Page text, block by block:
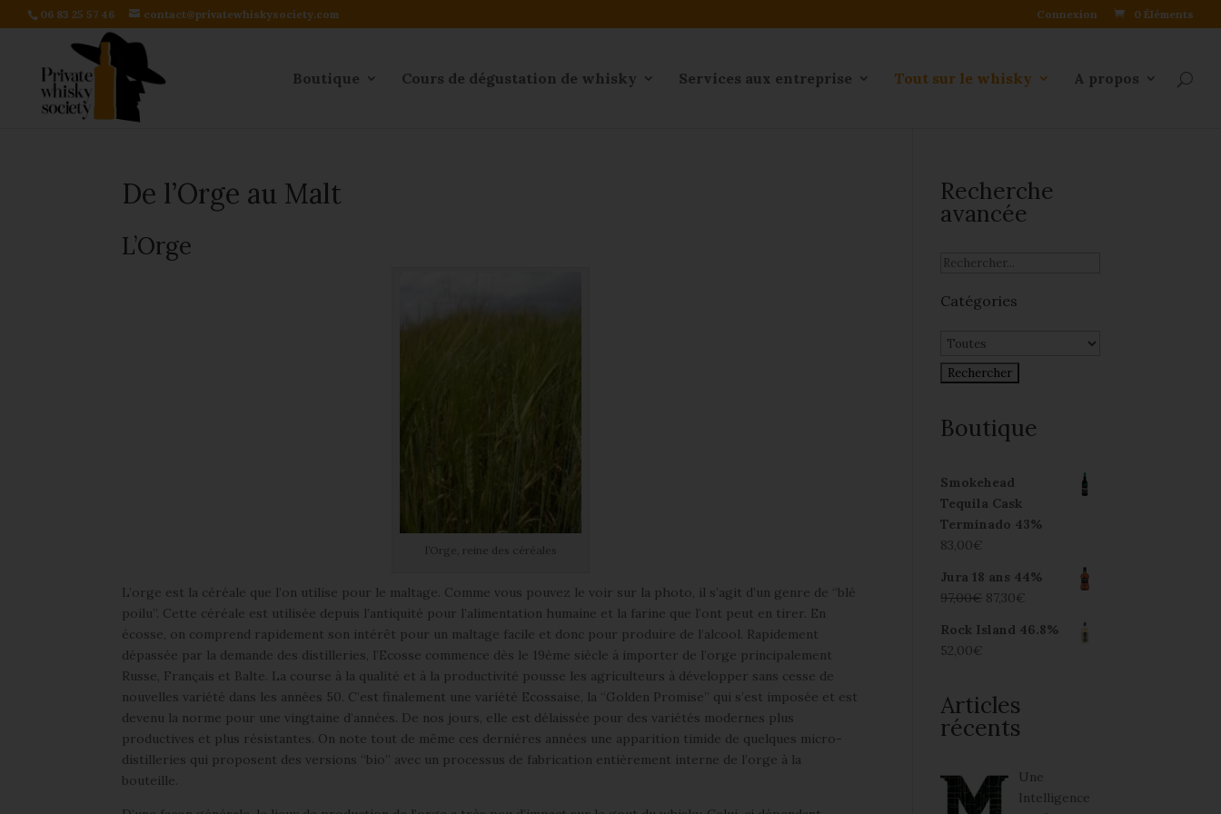
06 83 25 57 46 contact@privatewhiskysociety.com Connexion 0 Éléments
Boutique Cours de dégustation de whisky Services aux entreprise Tout sur le whisky A propos
De l’Orge au Malt
L’Orge
l’Orge, reine des céréales
L’orge est la céréale que l’on utilise pour le maltage. Comme vous pouvez le voir sur la photo, il s’agit d’un genre de “blé
poilu”. Cette céréale est utilisée depuis l’antiquité pour l’alimentation humaine et la farine que l’ont peut en tirer. En
écosse, on comprend rapidement son intérêt pour un maltage facile et donc pour produire de l’alcool. Rapidement
dépassée par la demande des distilleries, l’Ecosse commence dès le 19ème siècle à importer de l’orge principalement
Russe, Français et Balte. La course à la qualité et à la productivité pousse les agriculteurs à développer sans cesse de
nouvelles variété dans les années 50. C’est finalement une variété Ecossaise, la “Golden Promise” qui s’est imposée et est
devenu la norme pour une vingtaine d’années. De nos jours, elle est délaissée pour des variétés modernes plus
productives et plus résistantes. On note tout de même ces dernières années une apparition timide de quelques micro-
distilleries qui proposent des versions “bio” avec un processus de fabrication entièrement interne de l’orge à la
bouteille.
Recherche
avancée
Catégories
Boutique
Smokehead
Tequila Cask
Terminado 43%
83,00€
Jura 18 ans 44%
97,00€ 87,30€
Rock Island 46.8%
52,00€
Articles
récents
Une
Intelligence